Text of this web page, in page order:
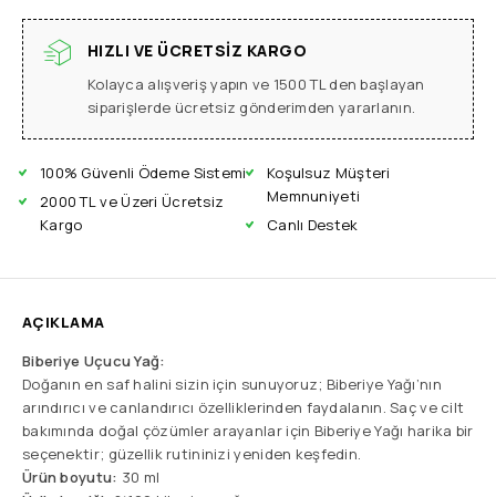
HIZLI VE ÜCRETSIZ KARGO
Kolayca alışveriş yapın ve 1500 TL den başlayan
siparişlerde ücretsiz gönderimden yararlanın.
100% Güvenli Ödeme Sistemi
2000 TL ve Üzeri Ücretsiz
Kargo
Koşulsuz Müşteri
Memnuniyeti
Canlı Destek
AÇIKLAMA
Biberiye Uçucu Yağ:
Doğanın en saf halini sizin için sunuyoruz; Biberiye Yağı’nın
arındırıcı ve canlandırıcı özelliklerinden faydalanın. Saç ve cilt
bakımında doğal çözümler arayanlar için Biberiye Yağı harika bir
seçenektir; güzellik rutininizi yeniden keşfedin.
Ürün boyutu: 30 ml